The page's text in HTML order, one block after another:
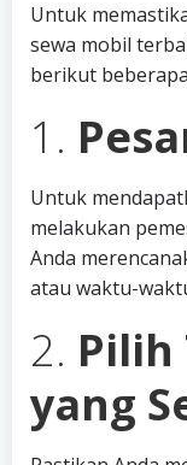
Untuk
sewa mobil
berikut
1.
Untuk
melakukan
Anda
atau waktu-
2. Pilih
yang